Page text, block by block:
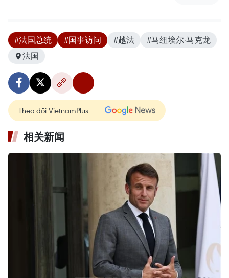
#法国总统 #国事访问 #越法
#马纽埃尔·马克龙
法国
Theo dõi VietnamPlus
相关新闻